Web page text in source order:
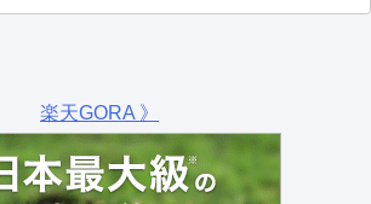
楽天GORA 》